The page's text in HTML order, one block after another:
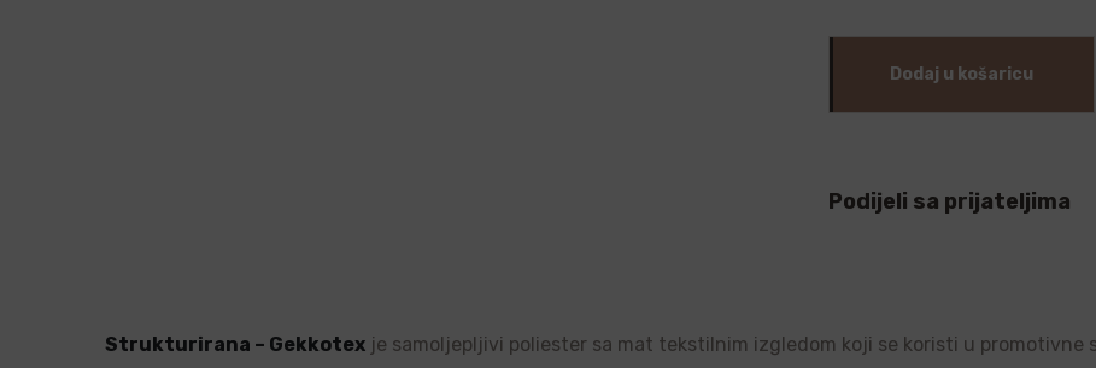
Dodaj u košaricu
Podijeli sa prijateljima
Strukturirana – Gekkotex je samoljepljivi poliester sa mat tekstilnim izgledom koji se koristi u promotivne